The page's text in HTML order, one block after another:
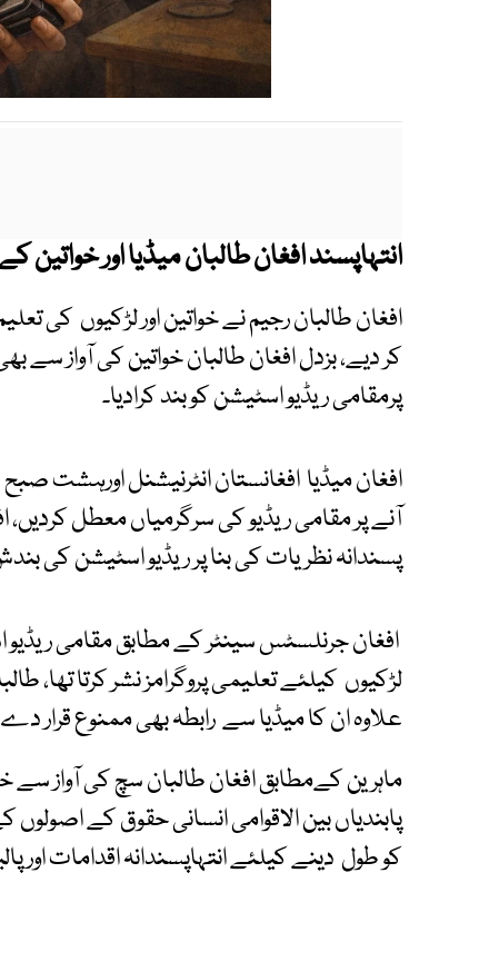
انتہاپسند افغان طالبان میڈیا اور
افغان طالبان رجیم نے خواتین اور لڑکیوں کی
کر دیے، بزدل افغان طالبان خواتین کی آواز سے
پرمقامی ریڈیو اسٹیشن کو بند کرادیا۔
افغان میڈیا افغانستان انٹرنیشنل اورہشت
آنے پر مقامی ریڈیو کی سرگرمیاں معطل
پسندانہ نظریات کی بنا پر ریڈیو اسٹیشن کی
افغان جرنلسٹس سینٹر کے مطابق مقامی
لڑکیوں کیلئے تعلیمی پروگرامز نشر کرتا تھا،
علاوہ ان کا میڈیا سے رابطہ بھی ممنوع قرار
ماہرین کےمطابق افغان طالبان سچ کی آواز سے
پابندیاں بین الاقوامی انسانی حقوق کے اصولوں
کو طول دینے کیلئے انتہاپسندانہ اقدامات اور